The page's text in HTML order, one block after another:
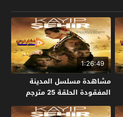
1:26:49
مشاهدة مسلسل المدينة
المفقودة الحلقة 25 مترجم